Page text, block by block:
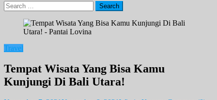
Search
for:
Travel
Tempat Wisata Yang Bisa Kamu
Kunjungi Di Bali Utara!